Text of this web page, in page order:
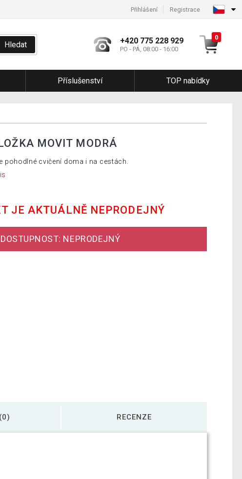
Přihlášení Registrace
Hledat +420 775 228 929
PO - PÁ, 08:00 - 16:00
0
Příslušenství TOP nabídky
MOVIT MODRÁ
pohodlné cvičení doma i na cestách.
JE AKTUÁLNĚ NEPRODEJNÝ
DOSTUPNOST: NEPRODEJNÝ
RECENZE